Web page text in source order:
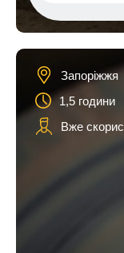
3 ос. / 2 год
Запоріжжя
1,5 години
Вже